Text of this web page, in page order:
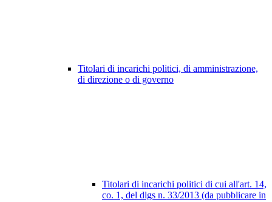
Titolari di incarichi politici, di amministrazione,
di direzione o di governo
Titolari di incarichi politici di cui all'art. 14,
co. 1, del dlgs n. 33/2013 (da pubblicare in